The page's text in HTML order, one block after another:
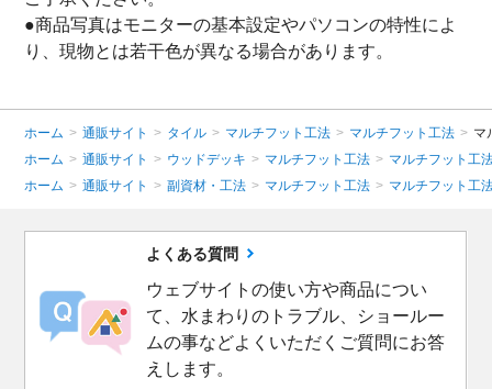
●商品写真はモニターの基本設定やパソコンの特性によ
り、現物とは若干色が異なる場合があります。
ホーム > 通販サイト > タイル > マルチフット工法 > マルチフット工法 > マ
ホーム > 通販サイト > ウッドデッキ > マルチフット工法 > マルチフット工
ホーム > 通販サイト > 副資材・工法 > マルチフット工法 > マルチフット工
よくある質問
ウェブサイトの使い方や商品につい
て、水まわりのトラブル、ショールー
ムの事などよくいただくご質問にお答
えします。